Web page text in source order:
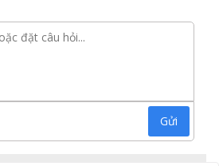
Gửi